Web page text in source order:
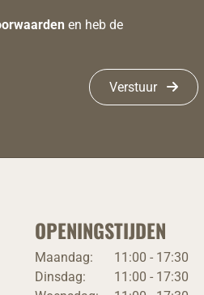
en heb de
Verstuur
OPENINGSTIJDEN
Maandag:
Dinsdag:
11:00 - 17:30
11:00 - 17:30